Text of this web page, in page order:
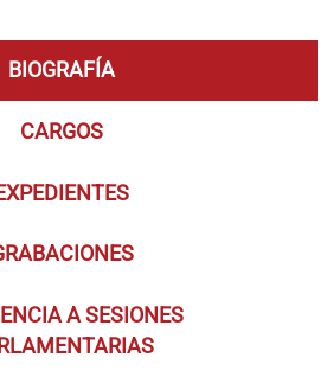
BIOGRAFÍA
CARGOS
A SESIONES